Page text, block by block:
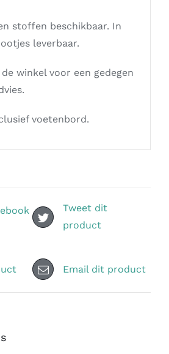
stoffen beschikbaar. In
leverbaar.
winkel voor een gedegen
voetenbord.
Tweet dit
product
Email dit product